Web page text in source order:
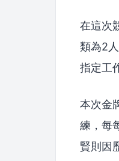
在這次
類為2
指定工
本次金
練，每
賢則因